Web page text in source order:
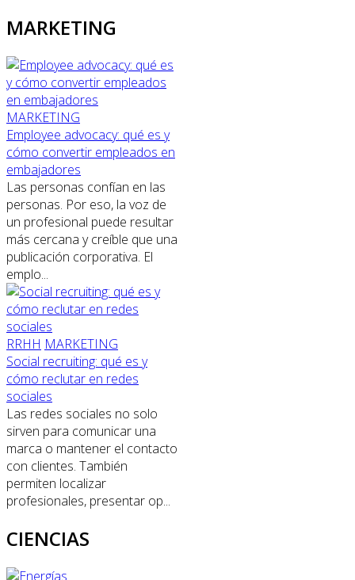
MARKETING
MARKETING
Employee advocacy: qué es y
cómo convertir empleados en
embajadores
Las personas confían en las
personas. Por eso, la voz de
un profesional puede resultar
más cercana y creíble que una
publicación corporativa. El
emplo...
RRHH MARKETING
Social recruiting: qué es y
cómo reclutar en redes
sociales
Las redes sociales no solo
sirven para comunicar una
marca o mantener el contacto
con clientes. También
permiten localizar
profesionales, presentar op...
CIENCIAS